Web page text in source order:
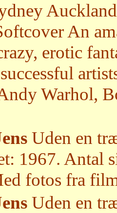
An
erotic
Warhol,
Uden en
1967. Antal
fotos fra
Uden en